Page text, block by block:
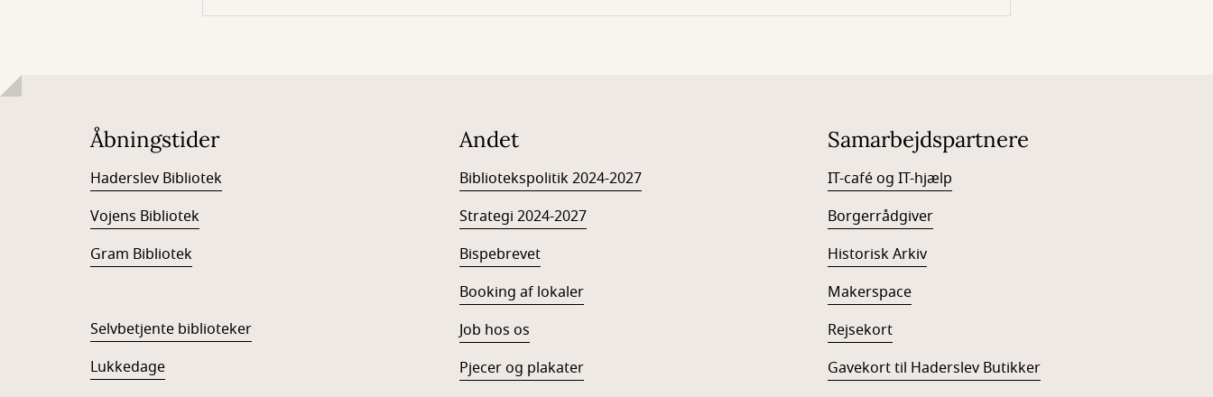
Åbningstider
Haderslev Bibliotek
Vojens Bibliotek
Gram Bibliotek
Selvbetjente biblioteker
Lukkedage
Andet
Bibliotekspolitik 2024-2027
Strategi 2024-2027
Bispebrevet
Booking af lokaler
Job hos os
Pjecer og plakater
Samarbejdspartnere
IT-café og IT-hjælp
Borgerrådgiver
Historisk Arkiv
Makerspace
Rejsekort
Gavekort til Haderslev Butikker